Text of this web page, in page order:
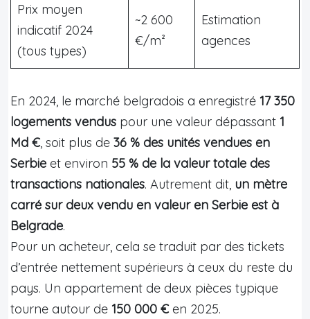
Prix moyen
indicatif 2024
(tous types)
~2 600
€/m²
Estimation
agences
En 2024, le marché belgradois a enregistré 17 350
logements vendus pour une valeur dépassant 1
Md €, soit plus de 36 % des unités vendues en
Serbie et environ 55 % de la valeur totale des
transactions nationales. Autrement dit, un mètre
carré sur deux vendu en valeur en Serbie est à
Belgrade.
Pour un acheteur, cela se traduit par des tickets
d’entrée nettement supérieurs à ceux du reste du
pays. Un appartement de deux pièces typique
tourne autour de 150 000 €en 2025.